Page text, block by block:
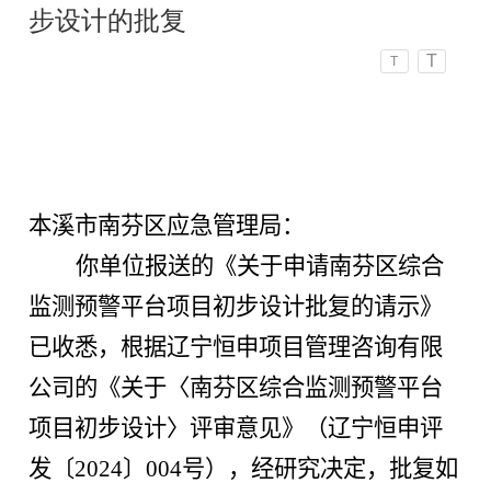
步设计的批复
T T
本溪市南芬区应急管理局：
你单位报送的《关于申请南芬区综合
监测预警平台项目初步设计批复的请示》
已收悉，根据辽宁恒申项目管理咨询有限
公司的《关于 〈南芬区综合监测预警平台
项目 初步设计〉 评审意见》（辽宁恒申评
发 〔2024〕004号），经研究决定，批复如